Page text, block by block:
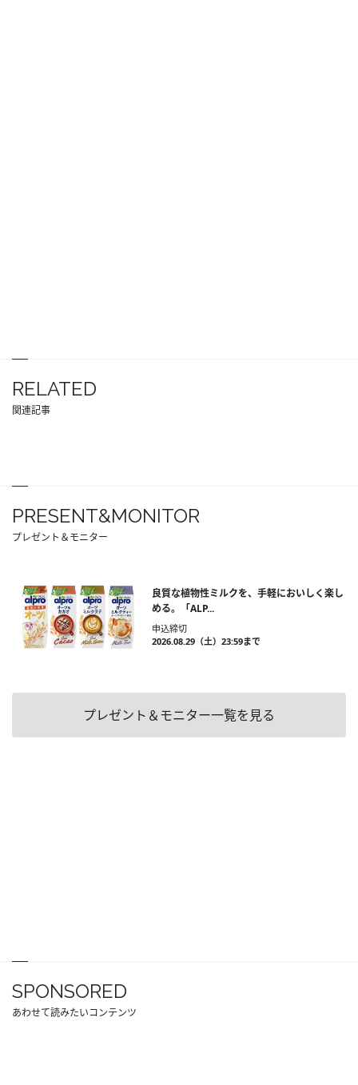
RELATED
関連記事
PRESENT&MONITOR
プレゼント＆モニター
良質な植物性ミルクを、手軽においしく楽し
める。「ALP...
申込締切
2026.08.29（土）23:59まで
プレゼント＆モニター一覧を見る
SPONSORED
あわせて読みたいコンテンツ